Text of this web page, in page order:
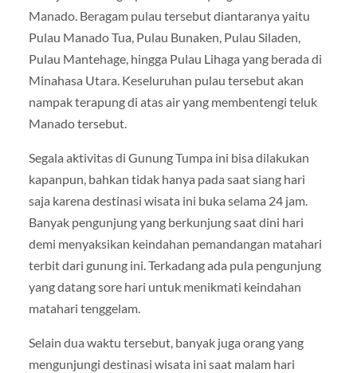
Manado. Beragam pulau tersebut diantaranya yaitu
Pulau Manado Tua, Pulau Bunaken, Pulau Siladen,
Pulau Mantehage, hingga Pulau Lihaga yang berada di
Minahasa Utara. Keseluruhan pulau tersebut akan
nampak terapung di atas air yang membentengi teluk
Manado tersebut.
Segala aktivitas di Gunung Tumpa ini bisa dilakukan
kapanpun, bahkan tidak hanya pada saat siang hari
saja karena destinasi wisata ini buka selama 24 jam.
Banyak pengunjung yang berkunjung saat dini hari
demi menyaksikan keindahan pemandangan matahari
terbit dari gunung ini. Terkadang ada pula pengunjung
yang datang sore hari untuk menikmati keindahan
matahari tenggelam.
Selain dua waktu tersebut, banyak juga orang yang
mengunjungi destinasi wisata ini saat malam hari